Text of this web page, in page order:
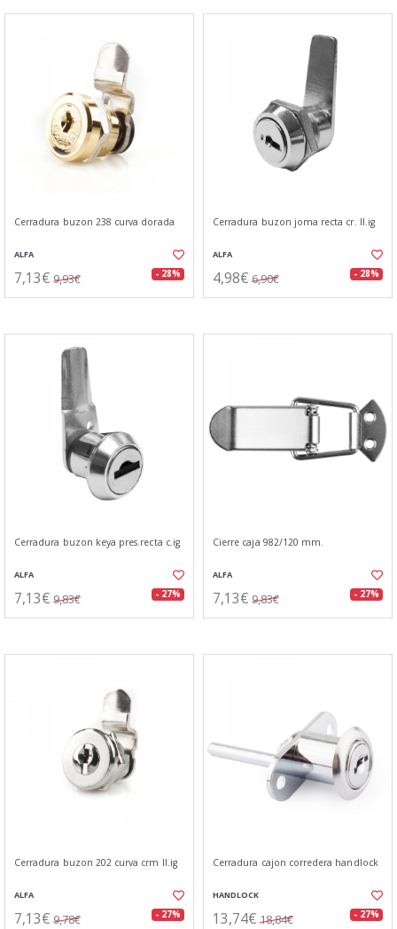
Cerradura buzon 238 curva dorada
ALFA
7,13€ 9,93€ - 28%
Cerradura buzon joma recta cr. ll.ig
ALFA
4,98€ 6,90€ - 28%
Cerradura buzon keya pres.recta c.ig
ALFA
7,13€ 9,83€ - 27%
Cierre caja 982/120 mm.
ALFA
7,13€ 9,83€ - 27%
Cerradura buzon 202 curva crm ll.ig
ALFA
7,13€ 9,78€ - 27%
Cerradura cajon corredera handlock
HANDLOCK
13,74€ 18,84€ - 27%